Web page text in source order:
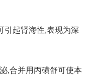
引起肾海性,表现为深
,合并用丙磺舒可使本